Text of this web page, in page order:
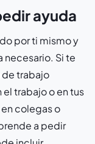
ayuda
por ti mismo y
necesario. Si te
de trabajo
trabajo o en tus
colegas o
a pedir